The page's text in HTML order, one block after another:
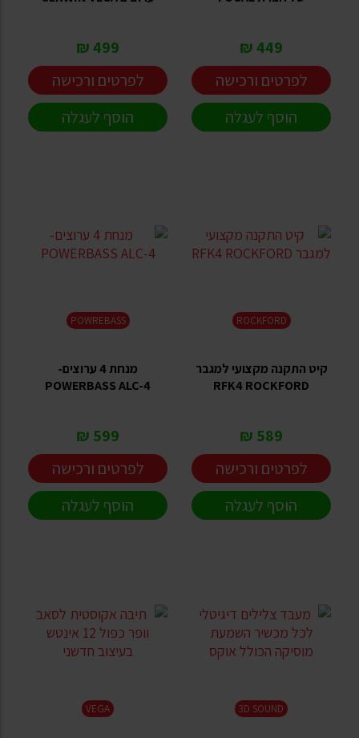
449 ₪
לפרטים ורכישה
הוסף לעגלה
499 ₪
לפרטים ורכישה
הוסף לעגלה
ROCKFORD
קיט התקנה מקצועי למגבר
RFK4 ROCKFORD
589 ₪
לפרטים ורכישה
הוסף לעגלה
POWREBASS
מנחת 4 ערוצים-
POWERBASS ALC-4
599 ₪
לפרטים ורכישה
הוסף לעגלה
3D SOUND
VEGA